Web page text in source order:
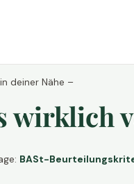
deiner Nähe –
wirklich
BASt-